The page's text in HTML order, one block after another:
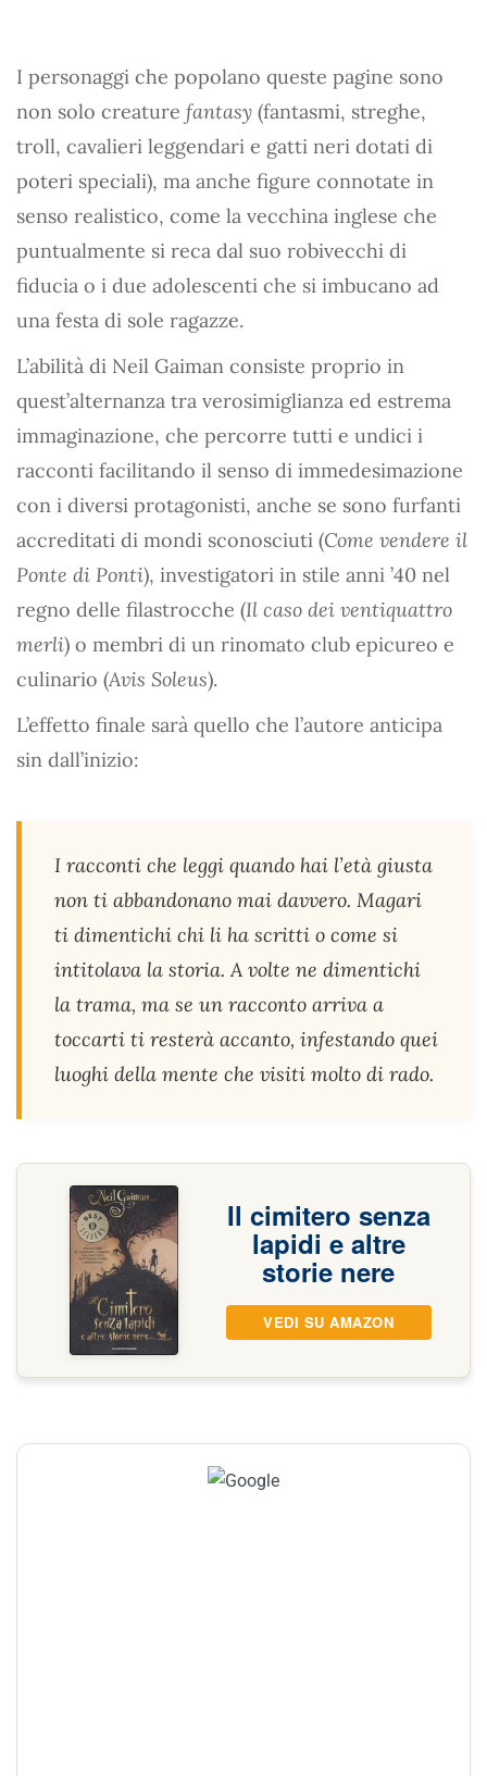
I personaggi che popolano queste pagine sono
non solo creature fantasy (fantasmi, streghe,
troll, cavalieri leggendari e gatti neri dotati di
poteri speciali), ma anche figure connotate in
senso realistico, come la vecchina inglese che
puntualmente si reca dal suo robivecchi di
fiducia o i due adolescenti che si imbucano ad
una festa di sole ragazze.
L’abilità di Neil Gaiman consiste proprio in
quest’alternanza tra verosimiglianza ed estrema
immaginazione, che percorre tutti e undici i
racconti facilitando il senso di immedesimazione
con i diversi protagonisti, anche se sono furfanti
accreditati di mondi sconosciuti (Come vendere il
Ponte di Ponti), investigatori in stile anni ’40 nel
regno delle filastrocche (Il caso dei ventiquattro
merli) o membri di un rinomato club epicureo e
culinario (Avis Soleus).
L’effetto finale sarà quello che l’autore anticipa
sin dall’inizio:
I racconti che leggi quando hai l’età giusta
non ti abbandonano mai davvero. Magari
ti dimentichi chi li ha scritti o come si
intitolava la storia. A volte ne dimentichi
la trama, ma se un racconto arriva a
toccarti ti resterà accanto, infestando quei
luoghi della mente che visiti molto di rado.
Il cimitero senza
lapidi e altre
storie nere
VEDI SU AMAZON